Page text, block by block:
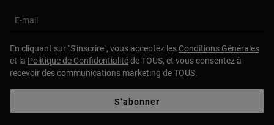
E-mail
En cliquant sur "S'inscrire", vous acceptez les Conditions Générales
et la Politique de Confidentialitéde TOUS, et vous consentez à
recevoir des communications marketing de TOUS.
S’abonner